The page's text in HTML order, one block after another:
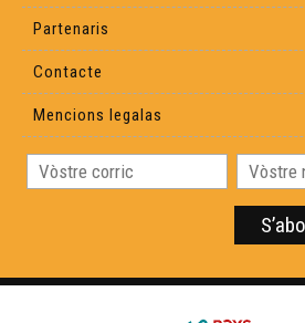
Pas de 4 de Lucsèir - Lo petit bal occitan
Pas deu Lop - Lo petit bal occitan
Partenaris
Contacte
Mencions legalas